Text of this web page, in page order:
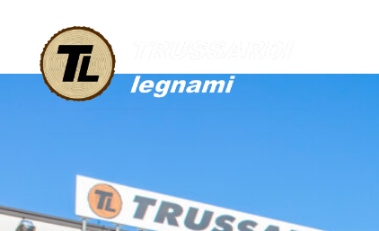
BC1A8871